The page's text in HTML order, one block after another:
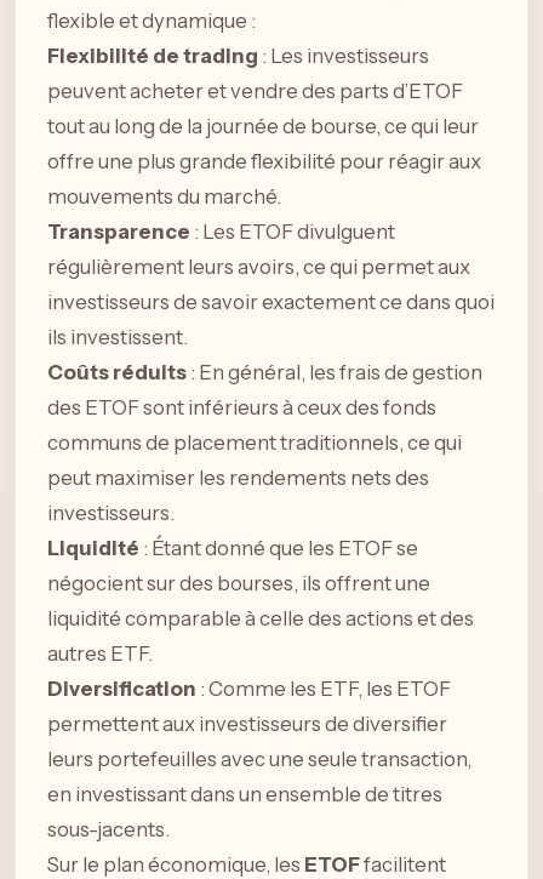
flexible et dynamique :
Flexibilité de trading : Les investisseurs
peuvent acheter et vendre des parts d’ETOF
tout au long de la journée de bourse, ce qui leur
offre une plus grande flexibilité pour réagir aux
mouvements du marché.
Transparence : Les ETOF divulguent
régulièrement leurs avoirs, ce qui permet aux
investisseurs de savoir exactement ce dans quoi
ils investissent.
Coûts réduits : En général, les frais de gestion
des ETOF sont inférieurs à ceux des fonds
communs de placement traditionnels, ce qui
peut maximiser les rendements nets des
investisseurs.
Liquidité : Étant donné que les ETOF se
négocient sur des bourses, ils offrent une
liquidité comparable à celle des actions et des
autres ETF.
Diversification : Comme les ETF, les ETOF
permettent aux investisseurs de diversifier
leurs portefeuilles avec une seule transaction,
en investissant dans un ensemble de titres
sous-jacents.
Sur le plan économique, les ETOFfacilitent